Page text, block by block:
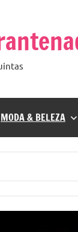
MODA & BELEZA